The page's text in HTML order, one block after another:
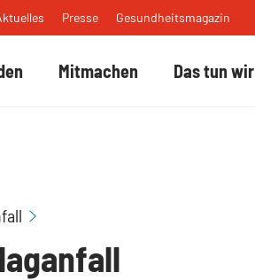
Mitmachen Das tun wir
Presse Gesundheitsmagazin